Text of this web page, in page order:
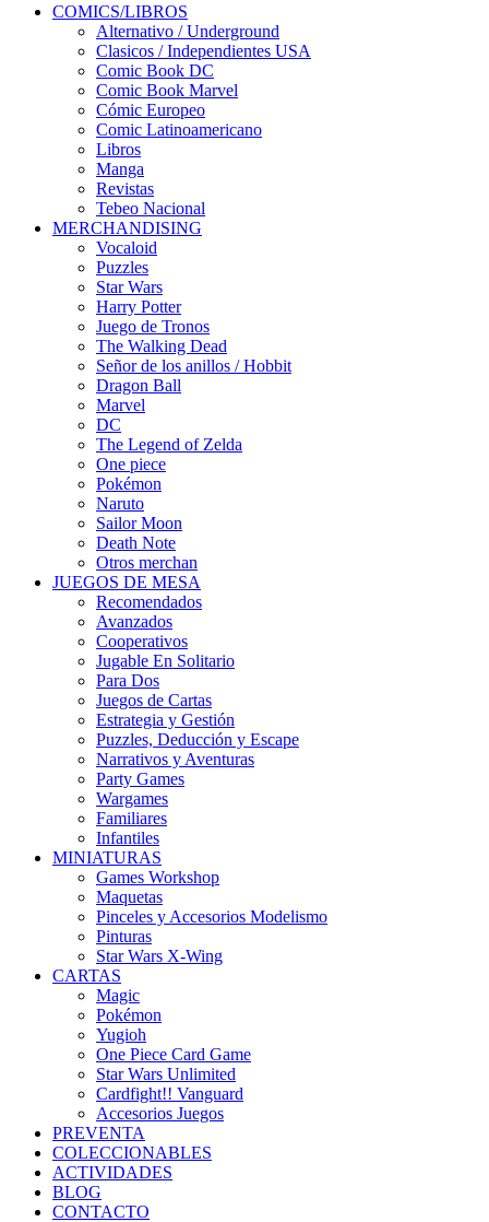
COMICS/LIBROS
Alternativo / Underground
Clasicos / Independientes USA
Comic Book DC
Comic Book Marvel
Cómic Europeo
Comic Latinoamericano
Libros
Manga
Revistas
Tebeo Nacional
MERCHANDISING
Vocaloid
Puzzles
Star Wars
Harry Potter
Juego de Tronos
The Walking Dead
Señor de los anillos / Hobbit
Dragon Ball
Marvel
DC
The Legend of Zelda
One piece
Pokémon
Naruto
Sailor Moon
Death Note
Otros merchan
JUEGOS DE MESA
Recomendados
Avanzados
Cooperativos
Jugable En Solitario
Para Dos
Juegos de Cartas
Estrategia y Gestión
Puzzles, Deducción y Escape
Narrativos y Aventuras
Party Games
Wargames
Familiares
Infantiles
MINIATURAS
Games Workshop
Maquetas
Pinceles y Accesorios Modelismo
Pinturas
Star Wars X-Wing
CARTAS
Magic
Pokémon
Yugioh
One Piece Card Game
Star Wars Unlimited
Cardfight!! Vanguard
Accesorios Juegos
PREVENTA
COLECCIONABLES
ACTIVIDADES
BLOG
CONTACTO